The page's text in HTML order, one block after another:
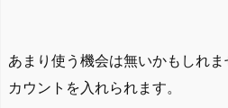
あまり使う機会は無いかもしれ
カウントを入れられます。